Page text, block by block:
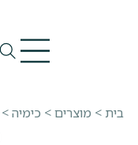
בית > מוצרים> כימיה>